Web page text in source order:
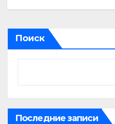
Поиск
Последние записи